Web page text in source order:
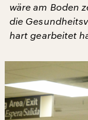
wäre am Boden
die
hart gearbeitet